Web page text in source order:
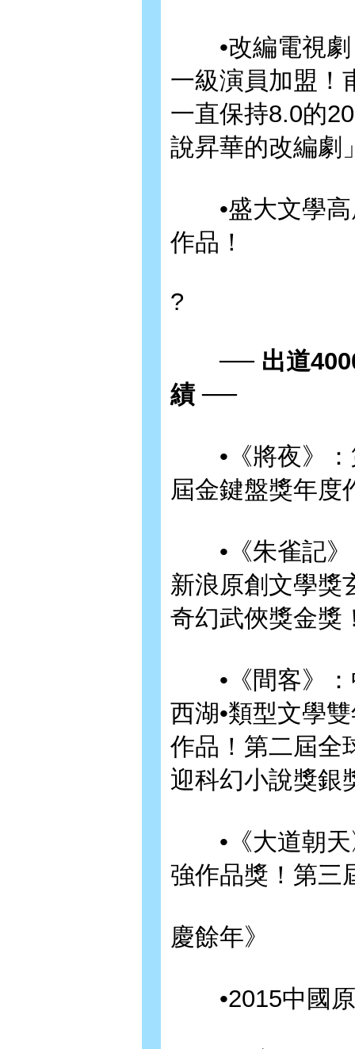
•改編電視劇
一級演員加盟！
一直保持8.0的
說昇華的改編劇
•盛大文學高
作品！
?
── 出道4000
績 ──
•《將夜》：
屆金鍵盤獎年度
•《朱雀記》
新浪原創文學獎
奇幻武俠獎金獎
•《間客》：
西湖•類型文學
作品！第二屆全
迎科幻小說獎銀
•《大道朝天
強作品獎！第三
慶餘年》
•2015中國原